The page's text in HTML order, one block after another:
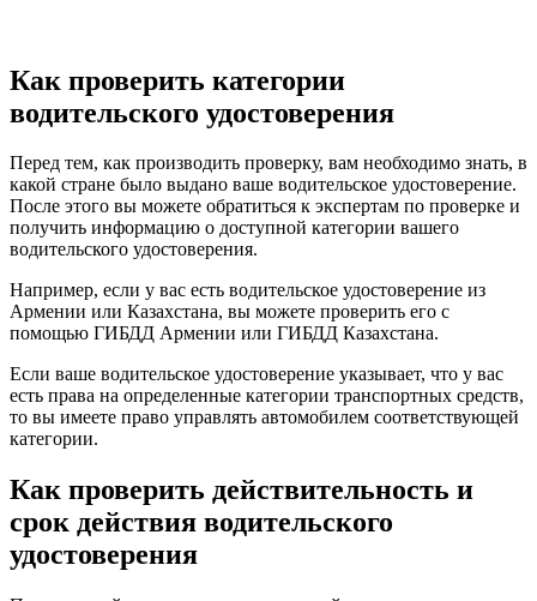
Как проверить категории
водительского удостоверения
Перед тем, как производить проверку, вам необходимо знать, в
какой стране было выдано ваше водительское удостоверение.
После этого вы можете обратиться к экспертам по проверке и
получить информацию о доступной категории вашего
водительского удостоверения.
Например, если у вас есть водительское удостоверение из
Армении или Казахстана, вы можете проверить его с
помощью ГИБДД Армении или ГИБДД Казахстана.
Если ваше водительское удостоверение указывает, что у вас
есть права на определенные категории транспортных средств,
то вы имеете право управлять автомобилем соответствующей
категории.
Как проверить действительность и
срок действия водительского
удостоверения